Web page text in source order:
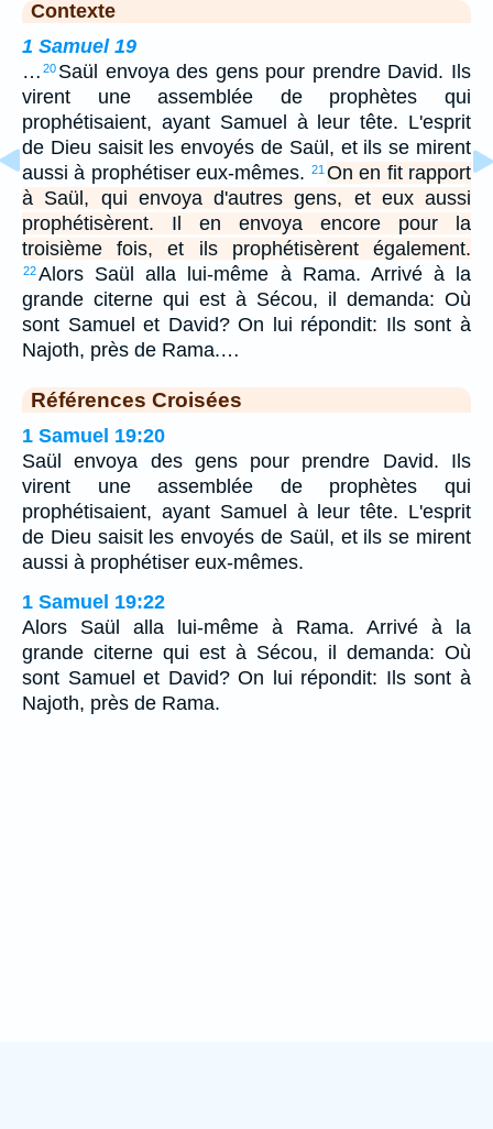
Contexte
1 Samuel 19
… 20 Saül envoya des gens pour prendre David. Ils
virent une assemblée de prophètes qui
prophétisaient, ayant Samuel à leur tête. L'esprit
de Dieu saisit les envoyés de Saül, et ils se mirent
aussi à prophétiser eux-mêmes. 21 On en fit rapport
à Saül, qui envoya d'autres gens, et eux aussi
prophétisèrent. Il en envoya encore pour la
troisième fois, et ils prophétisèrent également.
22Alors Saül alla lui-même à Rama. Arrivé à la
grande citerne qui est à Sécou, il demanda: Où
sont Samuel et David? On lui répondit: Ils sont à
Najoth, près de Rama.…
Références Croisées
1 Samuel 19:20
Saül envoya des gens pour prendre David. Ils
virent une assemblée de prophètes qui
prophétisaient, ayant Samuel à leur tête. L'esprit
de Dieu saisit les envoyés de Saül, et ils se mirent
aussi à prophétiser eux-mêmes.
1 Samuel 19:22
Alors Saül alla lui-même à Rama. Arrivé à la
grande citerne qui est à Sécou, il demanda: Où
sont Samuel et David? On lui répondit: Ils sont à
Najoth, près de Rama.